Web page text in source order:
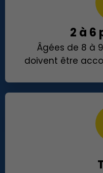
2 à 6
Âgées de 8 à
doivent être